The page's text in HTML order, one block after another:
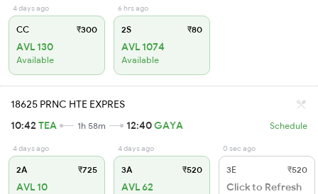
4 days ago
CC ₹300
AVL 130
Available
6 hrs ago
2S ₹80
AVL 1074
Available
18625 PRNC HTE EXPRES
10:42 TEA 1h 58m 12:40GAYA Schedule
4 days ago
2A ₹725
AVL 10
4 days ago
3A ₹520
AVL 62
0 sec ago
3E ₹520
Click to Refresh